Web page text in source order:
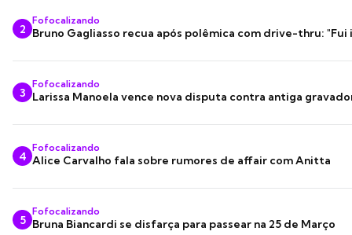
2
Fofocalizando
Bruno Gagliasso recua após polêmica com drive-thru: "Fui
3
Fofocalizando
Larissa Manoela vence nova disputa contra antiga
4
Fofocalizando
Alice Carvalho fala sobre rumores de affair com Anitta
5
Fofocalizando
Bruna Biancardi se disfarça para passear na 25 de Março